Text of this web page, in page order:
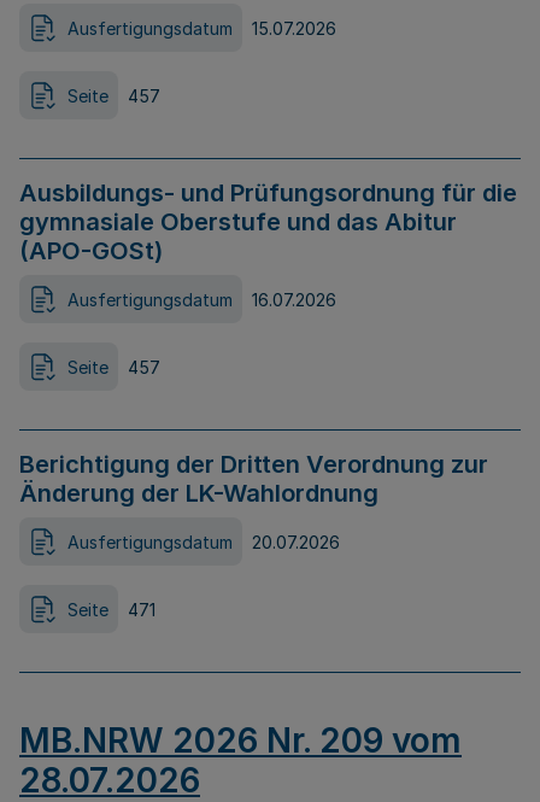
Ausfertigungsdatum 15.07.2026
Seite 457
Ausbildungs- und Prüfungsordnung für die
gymnasiale Oberstufe und das Abitur
(APO-GOSt)
Ausfertigungsdatum 16.07.2026
Seite 457
Berichtigung der Dritten Verordnung zur
Änderung der LK-Wahlordnung
Ausfertigungsdatum 20.07.2026
Seite 471
MB.NRW 2026 Nr. 209 vom
28.07.2026